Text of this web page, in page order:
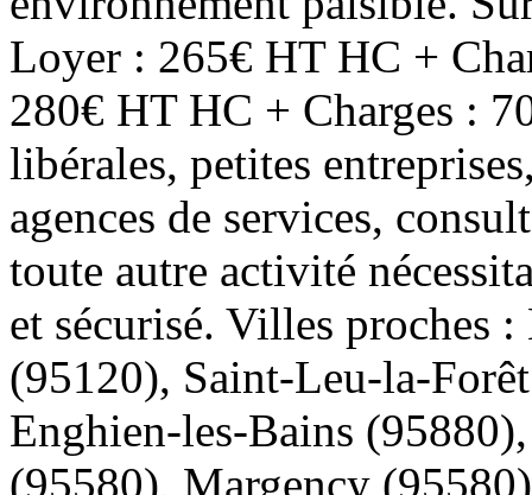
Loyer : 265€ HT HC +
280€ HT HC + Charges :
libérales, petites
agences de services,
toute autre activité
et sécurisé. Villes proches
(95120), Saint-Leu-la-
Enghien-les-Bains
(95580), Margency